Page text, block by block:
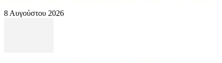
8 Αυγούστου 2026